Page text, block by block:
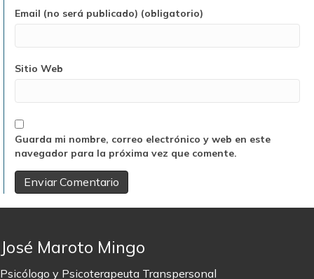
Email (no será publicado) (obligatorio)
Sitio Web
Guarda mi nombre, correo electrónico y web en este
navegador para la próxima vez que comente.
José Maroto Mingo
Psicólogo y Psicoterapeuta Transpersonal